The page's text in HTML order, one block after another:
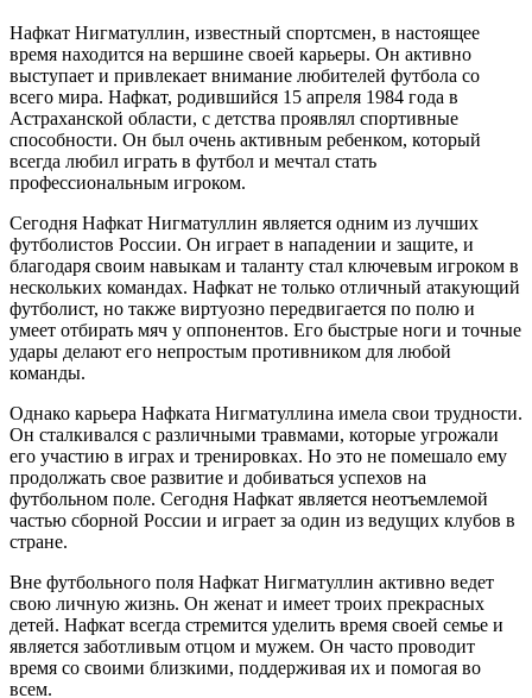
Нафкат Нигматуллин, известный спортсмен, в настоящее
время находится на вершине своей карьеры. Он активно
выступает и привлекает внимание любителей футбола со
всего мира. Нафкат, родившийся 15 апреля 1984 года в
Астраханской области, с детства проявлял спортивные
способности. Он был очень активным ребенком, который
всегда любил играть в футбол и мечтал стать
профессиональным игроком.
Сегодня Нафкат Нигматуллин является одним из лучших
футболистов России. Он играет в нападении и защите, и
благодаря своим навыкам и таланту стал ключевым игроком в
нескольких командах. Нафкат не только отличный атакующий
футболист, но также виртуозно передвигается по полю и
умеет отбирать мяч у оппонентов. Его быстрые ноги и точные
удары делают его непростым противником для любой
команды.
Однако карьера Нафката Нигматуллина имела свои трудности.
Он сталкивался с различными травмами, которые угрожали
его участию в играх и тренировках. Но это не помешало ему
продолжать свое развитие и добиваться успехов на
футбольном поле. Сегодня Нафкат является неотъемлемой
частью сборной России и играет за один из ведущих клубов в
стране.
Вне футбольного поля Нафкат Нигматуллин активно ведет
свою личную жизнь. Он женат и имеет троих прекрасных
детей. Нафкат всегда стремится уделить время своей семье и
является заботливым отцом и мужем. Он часто проводит
время со своими близкими, поддерживая их и помогая во
всем.